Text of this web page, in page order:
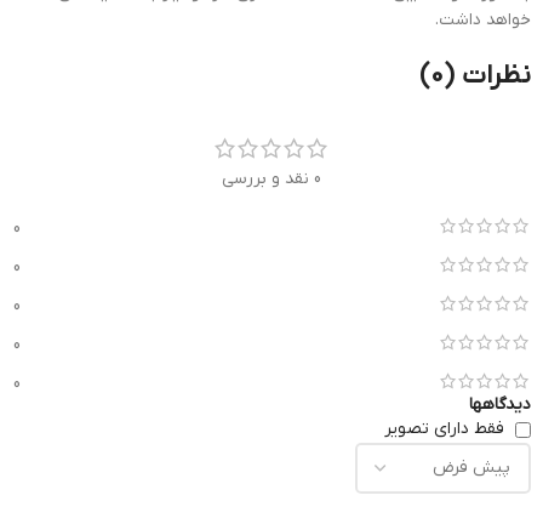
خواهد داشت.
نظرات (0)
0 نقد و بررسی
0
0
0
0
0
دیدگاهها
فقط دارای تصویر